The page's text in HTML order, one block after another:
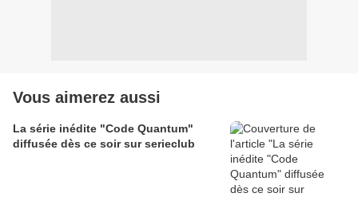
Vous aimerez aussi
La série inédite "Code Quantum"
diffusée dès ce soir sur serieclub